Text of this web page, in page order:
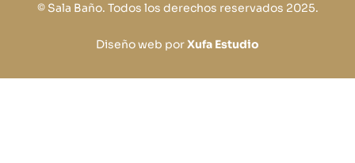
© Sala Baño. Todos los derechos reservados 2025.
Diseño web porXufa Estudio